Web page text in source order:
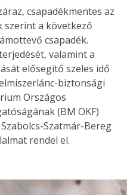
csapadékmentes az
szerint a következő
csapadék.
valamint a
elősegítő szeles idő
biztonsági
Országos
(BM OKF)
Szatmár-Bereg
rendel el.